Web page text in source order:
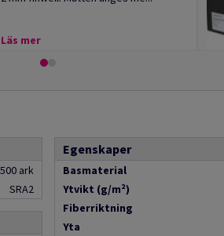
Läs mer
ark
SRA2
Egenskaper
Basmaterial
Ytvikt (g/m²)
Fiberriktning
Yta